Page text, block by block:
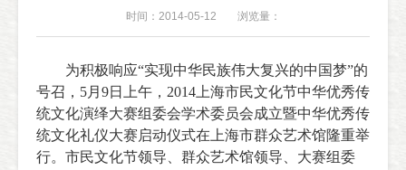
时间：2014-05-12 浏览量：
为积极响应“实现中华民族伟大复兴的中国梦”的
号召， 5月 9日上午， 2014 上海市民文化节中华优秀传
统文化演绎大赛组委会学术委员会成立暨中华优秀传
统文化礼仪大赛启动仪式在上海市群众艺术馆隆重举
行。市民文化节领导、群众艺术馆领导、大赛组委